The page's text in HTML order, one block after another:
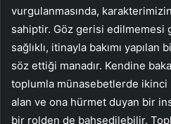
vurgulanmasında, karakterimizin
sahiptir. Göz gerisi edilmemesi
sağlıklı, itinayla bakımı
söz ettiği manadır. Kendine
toplumla münasebetlerde ikinci
alan ve ona hürmet duyan bir
bir rolden de bahsedilebilir.